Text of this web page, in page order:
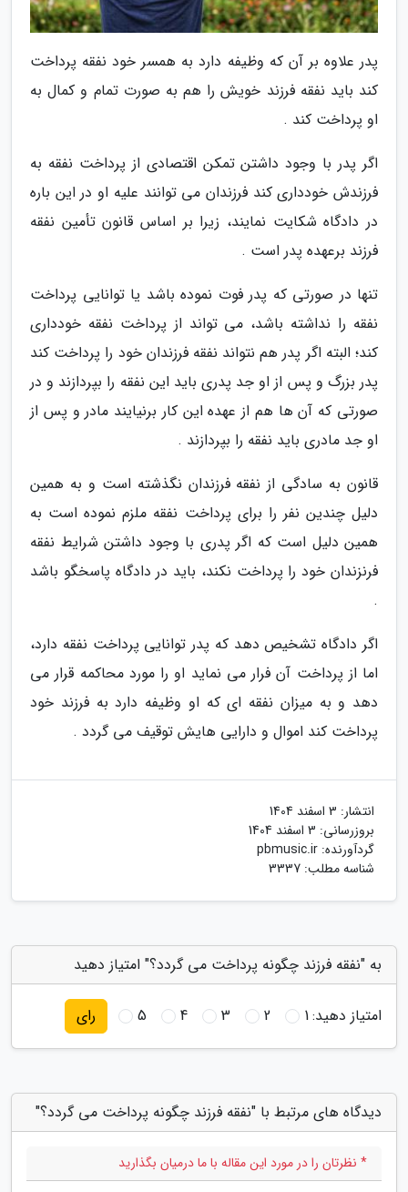
پدر علاوه بر آن که وظیفه دارد به همسر خود نفقه پرداخت
کند باید نفقه فرزند خویش را هم به صورت تمام و کمال به
او پرداخت کند .
اگر پدر با وجود داشتن تمکن اقتصادی از پرداخت نفقه به
فرزندش خودداری کند فرزندان می توانند علیه او در این باره
در دادگاه شکایت نمایند، زیرا بر اساس قانون تأمین نفقه
فرزند برعهده پدر است .
تنها در صورتی که پدر فوت نموده باشد یا توانایی پرداخت
نفقه را نداشته باشد، می تواند از پرداخت نفقه خودداری
کند؛ البته اگر پدر هم نتواند نفقه فرزندان خود را پرداخت کند
پدر بزرگ و پس از او جد پدری باید این نفقه را بپردازند و در
صورتی که آن ها هم از عهده این کار برنیایند مادر و پس از
او جد مادری باید نفقه را بپردازند .
قانون به سادگی از نفقه فرزندان نگذشته است و به همین
دلیل چندین نفر را برای پرداخت نفقه ملزم نموده است به
همین دلیل است که اگر پدری با وجود داشتن شرایط نفقه
فرنزندان خود را پرداخت نکند، باید در دادگاه پاسخگو باشد
.
اگر دادگاه تشخیص دهد که پدر توانایی پرداخت نفقه دارد،
اما از پرداخت آن فرار می نماید او را مورد محاکمه قرار می
دهد و به میزان نفقه ای که او وظیفه دارد به فرزند خود
پرداخت کند اموال و دارایی هایش توقیف می گردد .
انتشار: 3 اسفند 1404
بروزرسانی: 3 اسفند 1404
گردآورنده: pbmusic.ir
شناسه مطلب: 3337
به "نفقه فرزند چگونه پرداخت می گردد؟" امتیاز دهید
امتیاز دهید:1
2
3
4
5 رای
دیدگاه های مرتبط با "نفقه فرزند چگونه پرداخت می گردد؟"
* نظرتان را در مورد این مقاله با ما درمیان بگذارید